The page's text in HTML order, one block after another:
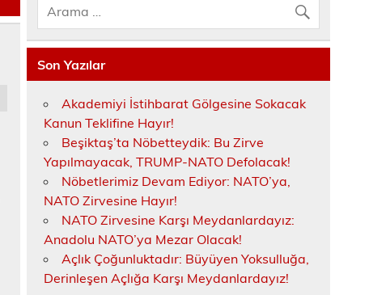
Son Yazılar
Akademiyi İstihbarat Gölgesine Sokacak
Kanun Teklifine Hayır!
Beşiktaş’ta Nöbetteydik: Bu Zirve
Yapılmayacak, TRUMP-NATO Defolacak!
Nöbetlerimiz Devam Ediyor: NATO’ya,
NATO Zirvesine Hayır!
NATO Zirvesine Karşı Meydanlardayız:
Anadolu NATO’ya Mezar Olacak!
Açlık Çoğunluktadır: Büyüyen Yoksulluğa,
Derinleşen Açlığa Karşı Meydanlardayız!